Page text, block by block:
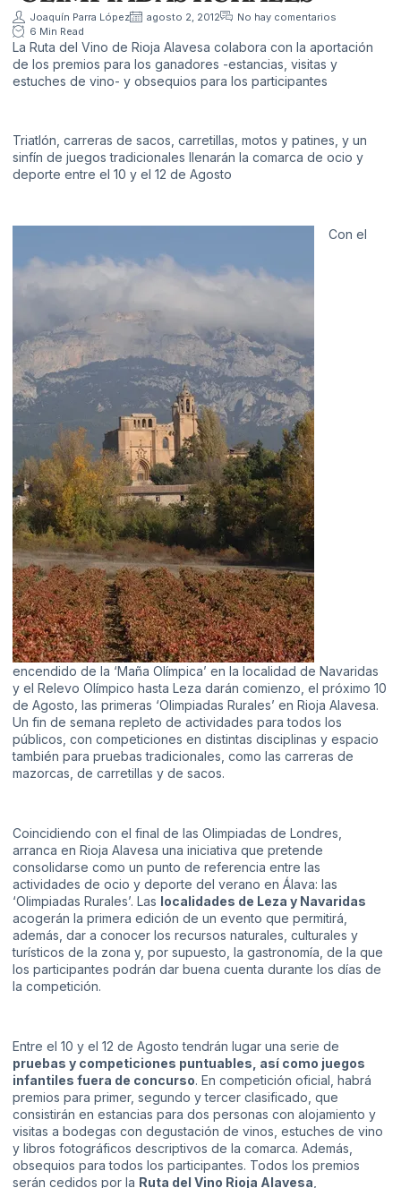
Joaquín Parra López agosto 2, 2012
No hay comentarios
6 Min Read
La Ruta del Vino de Rioja Alavesa colabora con la aportación
de los premios para los ganadores -estancias, visitas y
estuches de vino- y obsequios para los participantes
Triatlón, carreras de sacos, carretillas, motos y patines, y un
sinfín de juegos tradicionales llenarán la comarca de ocio y
deporte entre el 10 y el 12 de Agosto
Con el
encendido de la ‘Maña Olímpica’ en la localidad de Navaridas
y el Relevo Olímpico hasta Leza darán comienzo, el próximo 10
de Agosto, las primeras ‘Olimpiadas Rurales’ en Rioja Alavesa.
Un fin de semana repleto de actividades para todos los
públicos, con competiciones en distintas disciplinas y espacio
también para pruebas tradicionales, como las carreras de
mazorcas, de carretillas y de sacos.
Coincidiendo con el final de las Olimpiadas de Londres,
arranca en Rioja Alavesa una iniciativa que pretende
consolidarse como un punto de referencia entre las
actividades de ocio y deporte del verano en Álava: las
‘Olimpiadas Rurales’. Las localidades de Leza y Navaridas
acogerán la primera edición de un evento que permitirá,
además, dar a conocer los recursos naturales, culturales y
turísticos de la zona y, por supuesto, la gastronomía, de la que
los participantes podrán dar buena cuenta durante los días de
la competición.
Entre el 10 y el 12 de Agosto tendrán lugar una serie de
pruebas y competiciones puntuables, así como juegos
infantiles fuera de concurso. En competición oficial, habrá
premios para primer, segundo y tercer clasificado, que
consistirán en estancias para dos personas con alojamiento y
visitas a bodegas con degustación de vinos, estuches de vino
y libros fotográficos descriptivos de la comarca. Además,
obsequios para todos los participantes. Todos los premios
serán cedidos por la Ruta del Vino Rioja Alavesa